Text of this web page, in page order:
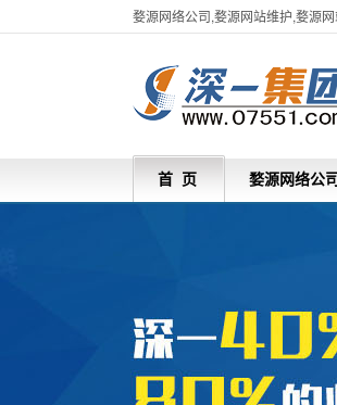
婺源网络公司,婺源网站维护,婺源
首 页 婺源网络公司